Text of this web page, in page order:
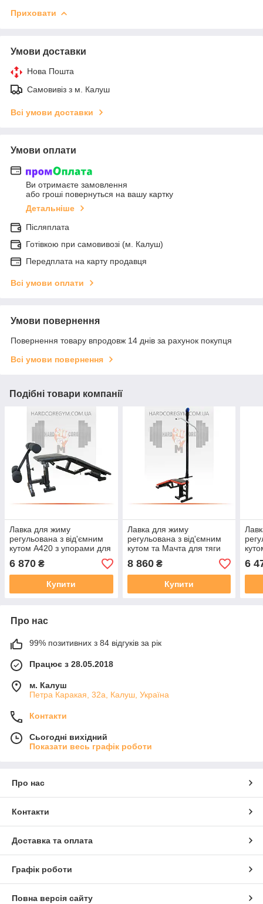
Приховати
Умови доставки
Нова Пошта
Самовивіз з м. Калуш
Всі умови доставки
Умови оплати
Ви отримаєте замовлення
або гроші повернуться на вашу картку
Детальніше
Післяплата
Готівкою при самовивозі (м. Калуш)
Передплата на карту продавця
Всі умови оплати
Умови повернення
Повернення товару впродовж 14 днів за рахунок покупця
Всі умови повернення
Подібні товари компанії
Лавка для жиму
регульована з від'ємним
кутом А420 з упорами для
6 870 ₴
Купити
Лавка для жиму
регульована з від'ємним
кутом та Мачта для тяги
8 860₴
Купити
6
Про нас
99% позитивних з 84 відгуків за рік
Працює з 28.05.2018
м. Калуш
Петра Каракая, 32а, Калуш, Україна
Контакти
Сьогодні вихідний
Показати весь графік роботи
Про нас
Контакти
Доставка та оплата
Графік роботи
Повна версія сайту